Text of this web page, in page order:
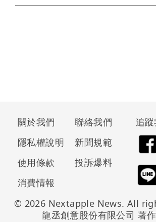
關於我們
聯絡我們
隱私權說明
新聞規範
使用條款
投訴爆料
消費情報
追蹤
© 2026 Nextapple News. All
龍丞創意股份有限公司 著